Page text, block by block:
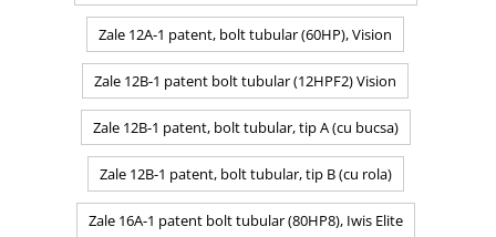
Zale 12A-1 patent, bolt tubular (60HP), Vision
Zale 12B-1 patent bolt tubular (12HPF2) Vision
Zale 12B-1 patent, bolt tubular, tip A (cu bucsa)
Zale 12B-1 patent, bolt tubular, tip B (cu rola)
Zale 16A-1 patent bolt tubular (80HP8), Iwis Elite